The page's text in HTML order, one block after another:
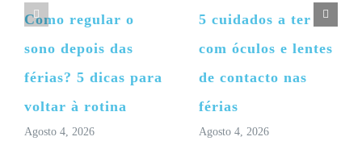
Como regular o
sono depois das
férias? 5 dicas para
voltar à rotina
Agosto 4, 2026
5 cuidados a ter
com óculos e lentes
de contacto nas
férias
Agosto 4, 2026